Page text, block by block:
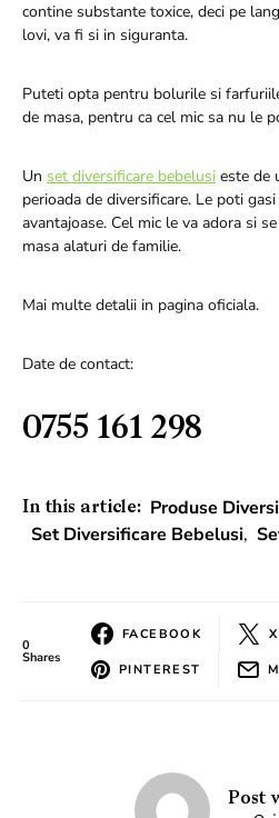
contine substante toxice, deci pe
lovi, va fi si in siguranta.
Puteti opta pentru bolurile si
de masa, pentru ca cel mic sa nu le
Un set diversificare bebelusi este de
perioada de diversificare. Le poti
avantajoase. Cel mic le va adora si
masa alaturi de familie.
Mai multe detalii in pagina oficiala.
Date de contact:
0755 161 298
In this article: Produse
Set Diversificare Bebelusi,
0
Shares
FACEBOOK
PINTEREST
Post